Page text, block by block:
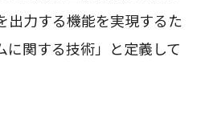
出力する機能を実現するた
に関する技術」と定義して